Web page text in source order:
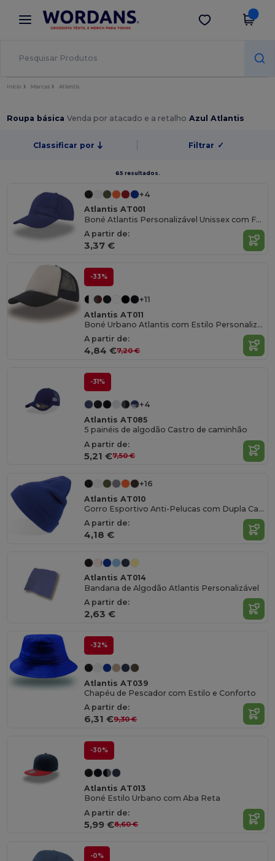
× App Wordans
Melhores preços na app!
Obter app
Início Marcas Atlantis
Roupa básicaVenda por atacado e a retalho Azul Atlantis
Classificar por Filtrar ✓
65 resultados.
+4
Atlantis AT001
Boné Atlantis Personalizável Unissex com Fecho Velcro
A partir de:
3,37 €
-33%
+11
Atlantis AT011
Boné Urbano Atlantis com Estilo Personalizável
A partir de:
4,84 €7,20 €
-31%
+4
Atlantis AT085
5 painéis de algodão Castro de caminhão
A partir de:
5,21 €7,50 €
+16
Atlantis AT010
Gorro Esportivo Anti-Pelucas com Dupla Camada
A partir de:
4,18 €
Atlantis AT014
Bandana de Algodão Atlantis Personalizável
A partir de:
2,63 €
-32%
Atlantis AT039
Chapéu de Pescador com Estilo e Conforto
A partir de:
6,31 €9,30 €
-30%
Atlantis AT013
Boné Estilo Urbano com Aba Reta
A partir de:
5,99 €8,60 €
-0%